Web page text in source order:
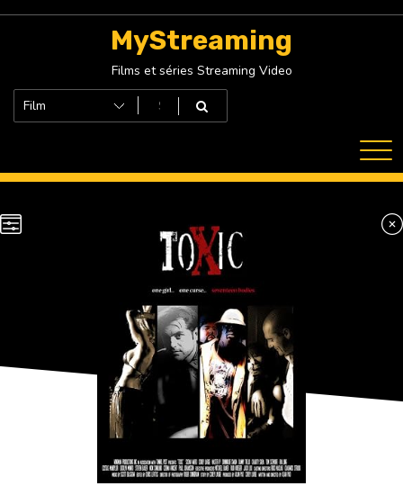
MyStreaming
Films et séries Streaming Video